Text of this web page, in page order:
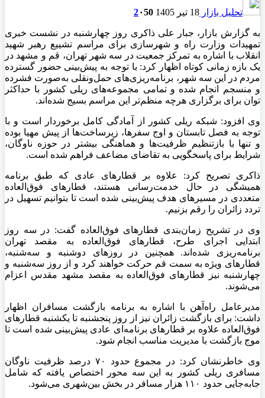
تحلیل بازار 18 تیر 1405 2۰50
به گزارش بازار، جبار علی ذاکری روز چهارشنبه در نشست خبری
تمهیدات وزارت راه و شهرسازی برای مراسم تشییع رهبر شهید
انقلاب با اشاره به تمرکز جمعیت در سه شهر تهران، قم و مشهد در
یک بازه زمانی کوتاه اظهار کرد: با توجه به پیش‌بینی حضور گسترده
مردم در این سه شهر، برنامه‌ریزی‌های حمل‌ونقلی به‌صورت فشرده
و منسجم انجام شده و تمامی مجموعه‌های ریلی کشور با حداکثر
توان برای برگزاری هرچه منظم‌تر این مراسم بسیج شده‌اند.
وی افزود: شبکه ریلی کشور از آمادگی کامل برخوردار است و با
توجه به فصل تابستان و اوج سفرها، زیرساخت‌ها از پیش مهیا بوده
و تنها با بازتنظیم ظرفیت‌ها و هماهنگی بیشتر در حوزه ناوگان،
شرایط برای پاسخگویی به تقاضای مضاعف فراهم شده است.
ذاکری تصریح کرد: علاوه بر قطارهای عادی که طبق برنامه
همیشگی در حال خدمت‌رسانی هستند، قطارهای فوق‌العاده
متعددی در مسیرهای هدف پیش‌بینی شده است تا بتوانیم تسهیل در
تردد زائران را رقم بزنیم.
وی در تشریح زمان‌بندی قطارهای فوق‌العاده گفت: در سه روز
ابتدایی اجرای طرح، قطارهای فوق‌العاده به مقصد تهران
برنامه‌ریزی شده‌اند. همچنین در روزهای دوشنبه و سه‌شنبه،
قطارهای ویژه به سمت قم حرکت خواهند کرد و از روز سه‌شنبه و
چهارشنبه نیز قطارهای فوق‌العاده به مقصد مشهد مقدس اعزام
می‌شوند.
مدیرعامل راه‌آهن با اشاره به برنامه بازگشت مسافران اظهار
داشت: برای بازگشت زائران نیز از روز پنجشنبه تا یکشنبه قطارهای
فوق‌العاده علاوه بر قطارهای برنامه‌ای عادی پیش‌بینی شده است تا
موج بازگشت با مدیریت مناسب انجام شود.
وی خاطرنشان کرد: در مجموع حدود ۷۰ درصد ظرفیت ناوگان
مسافری ریلی کشور به این سه محور اختصاص یافته که شامل
جابه‌جایی حدود ۱۱۰ هزار مسافر در بخش بین‌شهری می‌شود.